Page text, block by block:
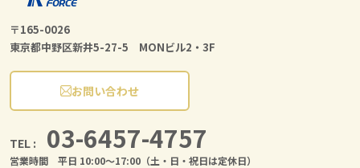
〒165-0026
東京都中野区新井5-27-5 MONビル2・3F
お問い合わせ
TEL : 03-6457-4757
営業時間 平日 10:00〜17:00（土・日・祝日は定休日）